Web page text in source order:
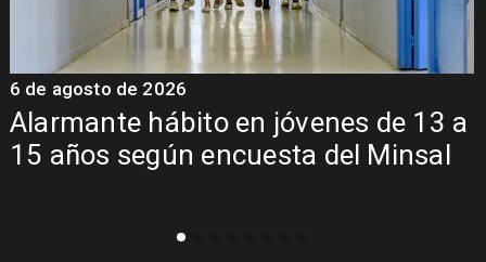
Alarmante hábito en jóvenes de 13 a
15 años según encuesta del Minsal
6 de agosto de 2026